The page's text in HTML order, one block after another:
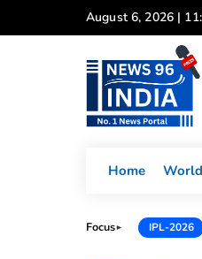
to
August 6, 2026 |
Home World
Focus► IPL-2026